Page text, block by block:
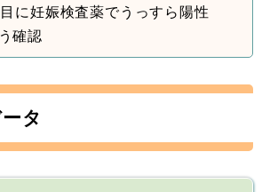
に妊娠検査薬でうっすら陽性
確認
タ